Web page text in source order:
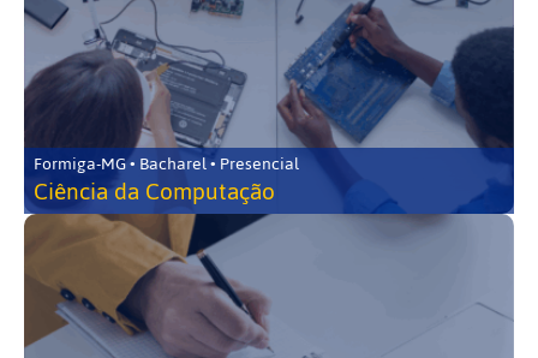
Formiga-MG • Bacharel • Presencial
Ciência da Computação